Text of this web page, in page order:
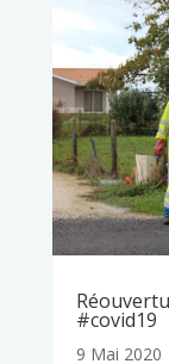
#covid19
9 Mai 2020